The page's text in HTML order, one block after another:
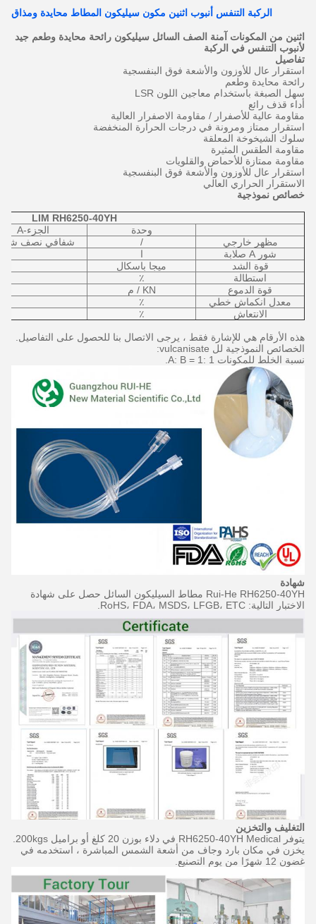
الركبة التنفس أنبوب اثنين مكون سيليكون المطاط محايدة ومذاق
اثنين من المكونات آمنة الصف السائل سيليكون رائحة محايدة وطعم جيد
لأنبوب التنفس في الركبة
تفاصيل
استقرار عال للأوزون والأشعة فوق البنفسجية
رائحة محايدة وطعم
سهل الصبغة باستخدام معاجين اللون LSR
أداء قذف رائع
مقاومة عالية للأصفرار / مقاومة الاصفرار العالية
استقرار ممتاز ومرونة في درجات الحرارة المنخفضة
سلوك الشيخوخة المعلقة
مقاومة الطقس المثيرة
مقاومة ممتازة للأحماض والقلويات
استقرار عال للأوزون والأشعة فوق البنفسجية
الاستقرار الحراري العالي
خصائص نموذجية
LIM RH6250-40YH
وحدة
الجزء-A
مظهر خارجي
/
شفافي نصف
شور A صلابة
ا
قوة الشد
ميجا باسكال
استطالة
٪
قوة الدموع
KN / م
معدل انكماش خطي
٪
الانتعاش
٪
هذه الأرقام هي للإشارة فقط ، يرجى الاتصال بنا للحصول على التفاصيل.
الخصائص النموذجية لل vulcanisate:
نسبة الخلط للمكونات A: B = 1: 1.
شهادة
Rui-He RH6250-40YH مطاط السيليكون السائل حصل على شهادة
الاختبار التالية: RoHS، FDA، MSDS، LFGB، ETC.
التغليف والتخزين
يتوفر RH6250-40YH Medical في دلاء بوزن 20 كلغ أو براميل 200kgs.
يخزن في مكان بارد وجاف من أشعة الشمس المباشرة ، استخدمه في
غضون 12 شهرًا من يوم التصنيع.